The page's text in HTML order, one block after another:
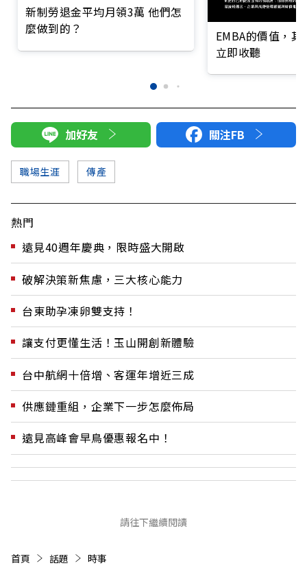
新制勞退金平均月領3萬 他們怎
麼做到的？
EMBA的價值，
立即收聽
加好友 關注FB
職場生涯 傳產
熱門
遠見40週年慶典，限時盛大開啟
破解決策新焦慮，三大核心能力
台東助孕凍卵雙支持！
讓支付更懂生活！玉山開創新體驗
台中航網十倍增、客運年增近三成
供應鏈重組，企業下一步怎麼佈局
遠見高峰會早鳥優惠報名中！
請往下繼續閱讀
首頁 話題 時事